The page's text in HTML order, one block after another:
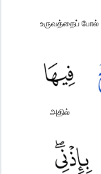
உருவத்தைப் போல்
அதில்